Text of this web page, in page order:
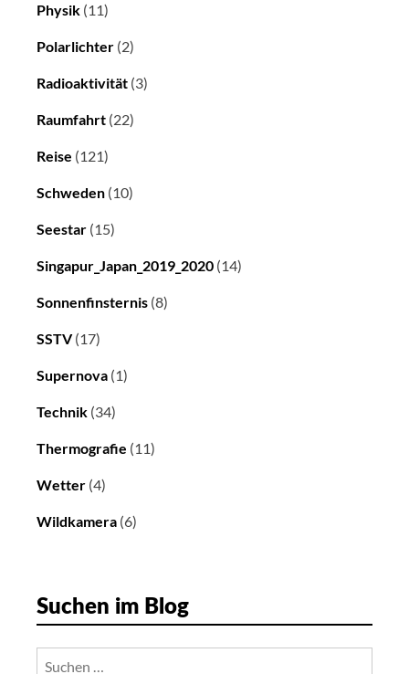
Physik (11)
Polarlichter (2)
Radioaktivität (3)
Raumfahrt (22)
Reise (121)
Schweden (10)
Seestar (15)
Singapur_Japan_2019_2020 (14)
Sonnenfinsternis (8)
SSTV(17)
Supernova (1)
Technik (34)
Thermografie (11)
Wetter (4)
Wildkamera (6)
Suchen im Blog